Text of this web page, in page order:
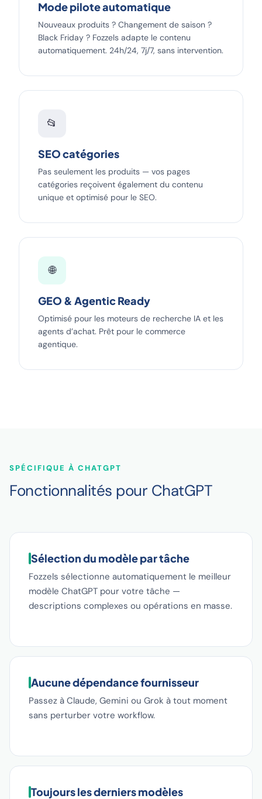
Mode pilote automatique
Nouveaux produits ? Changement de saison ?
Black Friday ? Fozzels adapte le contenu
automatiquement. 24h/24, 7j/7, sans intervention.
📂
SEO catégories
Pas seulement les produits — vos pages
catégories reçoivent également du contenu
unique et optimisé pour le SEO.
🌐
GEO & Agentic Ready
Optimisé pour les moteurs de recherche IA et les
agents d’achat. Prêt pour le commerce
agentique.
SPÉCIFIQUE À CHATGPT
Fonctionnalités pour ChatGPT
Sélection du modèle par tâche
Fozzels sélectionne automatiquement le meilleur
modèle ChatGPT pour votre tâche —
descriptions complexes ou opérations en masse.
Aucune dépendance fournisseur
Passez à Claude, Gemini ou Grok à tout moment
sans perturber votre workflow.
Toujours les derniers modèles